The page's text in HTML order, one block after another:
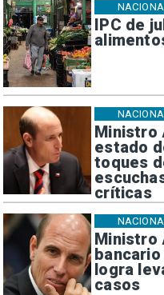
IPC de
Ministro
estado
toques
críticas
Ministro
logra
casos